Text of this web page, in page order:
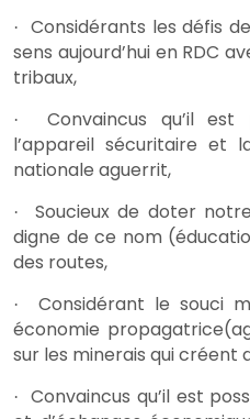
·
Considérants les défis
sens aujourd’hui en RDC
tribaux,
·
Convaincus qu’il
l’appareil sécuritaire et
nationale aguerrit,
·
Soucieux de doter
digne de ce nom
des routes,
·
Considérant le souci
économie
sur les minerais qui créent
·
Convaincus qu’il est